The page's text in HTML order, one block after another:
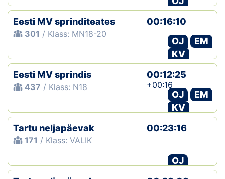
Eesti MV sprinditeates
301 / Klass: MN18-20
00:16:10
OJ
EM
KV
Eesti MV sprindis
437 / Klass: N18
00:12:25
+00:16
OJ
EM
KV
Tartu neljapäevak
171 / Klass: VALIK
00:23:16
OJ